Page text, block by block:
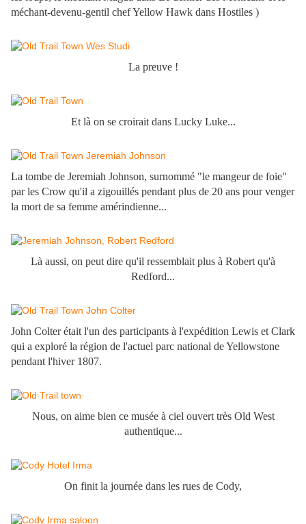
méchant-devenu-gentil chef Yellow Hawk dans Hostiles )
La preuve !
Et là on se croirait dans Lucky Luke...
La tombe de Jeremiah Johnson, surnommé "le mangeur de foie"
par les Crow qu'il a zigouillés pendant plus de 20 ans pour venger
la mort de sa femme amérindienne...
Là aussi, on peut dire qu'il ressemblait plus à Robert qu'à
Redford...
John Colter était l'un des participants à l'expédition Lewis et Clark
qui a exploré la région de l'actuel parc national de Yellowstone
pendant l'hiver 1807.
Nous, on aime bien ce musée à ciel ouvert très Old West
authentique...
On finit la journée dans les rues de Cody,